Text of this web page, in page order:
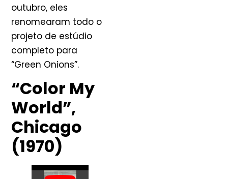
outubro, eles
renomearam todo o
projeto de estúdio
completo para
“Green Onions”.
“Color My
World”,
Chicago
(1970)